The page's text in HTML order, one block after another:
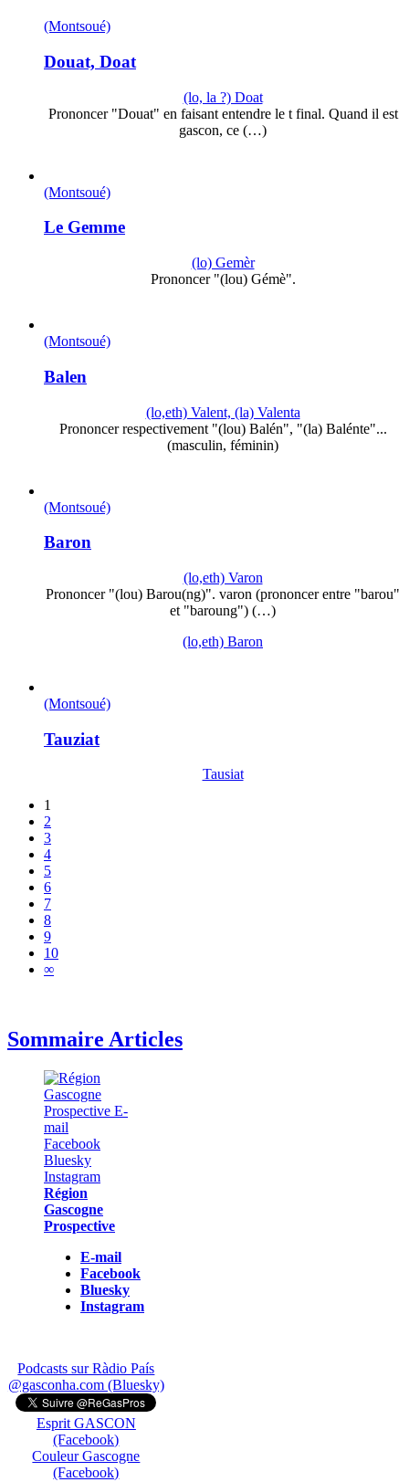
(Montsoué)
Douat, Doat
(lo, la ?) Doat
Prononcer "Douat" en faisant entendre le t final. Quand il est
gascon, ce (…)
(Montsoué)
Le Gemme
(lo) Gemèr
Prononcer "(lou) Gémè".
(Montsoué)
Balen
(lo,eth) Valent, (la) Valenta
Prononcer respectivement "(lou) Balén", "(la) Balénte"...
(masculin, féminin)
(Montsoué)
Baron
(lo,eth) Varon
Prononcer "(lou) Barou(ng)". varon (prononcer entre "barou"
et "baroung") (…)
(lo,eth) Baron
(Montsoué)
Tauziat
Tausiat
1
2
3
4
5
6
7
8
9
10
∞
Sommaire Articles
Région
Gascogne
Prospective
E-mail
Facebook
Bluesky
Instagram
Podcasts sur Ràdio País
@gasconha.com (Bluesky)
Esprit GASCON
(Facebook)
Couleur Gascogne
(Facebook)